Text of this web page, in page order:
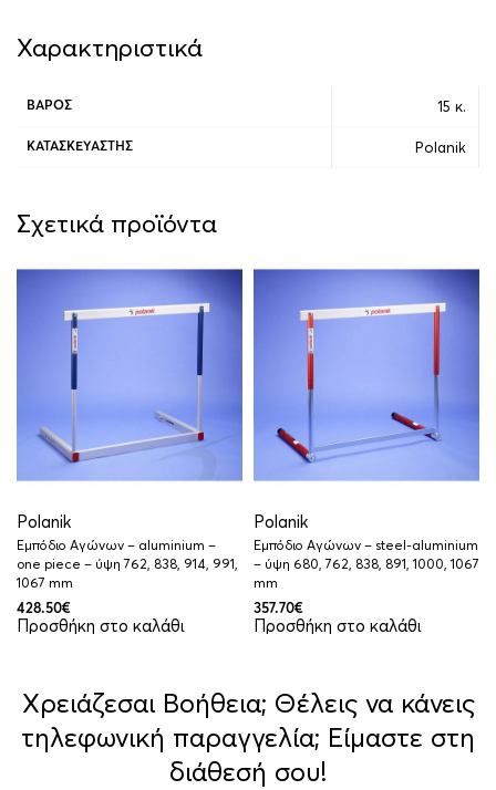
Χαρακτηριστικά
ΒΆΡΟΣ 15 κ.
ΚΑΤΑΣΚΕΥΑΣΤΉΣ Polanik
Σχετικά προϊόντα
Polanik
Εμπόδιο Αγώνων – aluminium –
one piece – ύψη 762, 838, 914, 991,
1067 mm
428.50€
Προσθήκη στο καλάθι
Polanik
Εμπόδιο Αγώνων – steel-aluminium
– ύψη 680, 762, 838, 891, 1000, 1067
mm
357.70€
Προσθήκη στο καλάθι
Χρειάζεσαι Βοήθεια; Θέλεις να κάνεις
τηλεφωνική παραγγελία; Είμαστε στη
διάθεσή σου!